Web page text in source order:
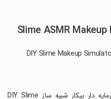
DIY Slime Makeup
‏خود را آماده کنید تا یک سازنده سرمایه دار بیکار شبیه ساز DIY Slime